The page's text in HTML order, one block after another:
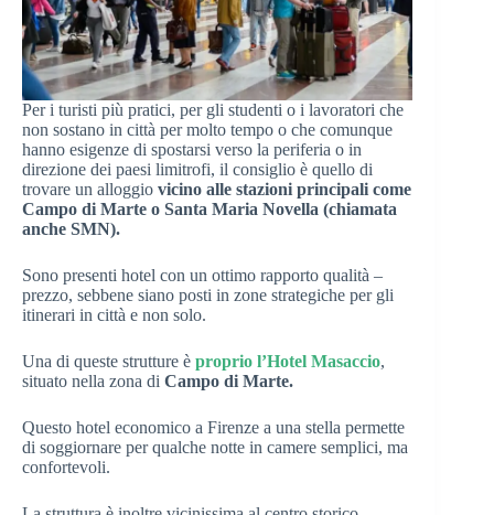
Per i turisti più pratici, per gli studenti o i lavoratori che
non sostano in città per molto tempo o che comunque
hanno esigenze di spostarsi verso la periferia o in
direzione dei paesi limitrofi, il consiglio è quello di
trovare un alloggio vicino alle stazioni principali come
Campo di Marte o Santa Maria Novella (chiamata
anche SMN).
Sono presenti hotel con un ottimo rapporto qualità –
prezzo, sebbene siano posti in zone strategiche per gli
itinerari in città e non solo.
Una di queste strutture è proprio l’Hotel Masaccio,
situato nella zona di Campo di Marte.
Questo hotel economico a Firenze a una stella permette
di soggiornare per qualche notte in camere semplici, ma
confortevoli.